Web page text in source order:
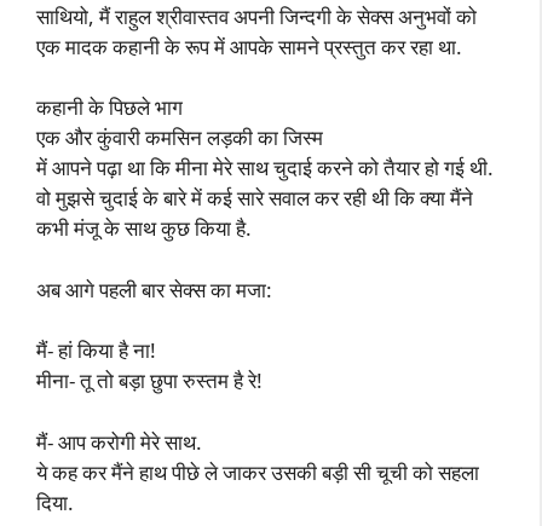
साथियो, मैं राहुल श्रीवास्तव अपनी जिन्दगी के सेक्स अनुभवों को
एक मादक कहानी के रूप में आपके सामने प्रस्तुत कर रहा था.
कहानी के पिछले भाग
एक और कुंवारी कमसिन लड़की का जिस्म
में आपने पढ़ा था कि मीना मेरे साथ चुदाई करने को तैयार हो गई थी.
वो मुझसे चुदाई के बारे में कई सारे सवाल कर रही थी कि क्या मैंने
कभी मंजू के साथ कुछ किया है.
अब आगे पहली बार सेक्स का मजा:
मैं- हां किया है ना!
मीना- तू तो बड़ा छुपा रुस्तम है रे!
मैं- आप करोगी मेरे साथ.
ये कह कर मैंने हाथ पीछे ले जाकर उसकी बड़ी सी चूची को सहला
दिया.